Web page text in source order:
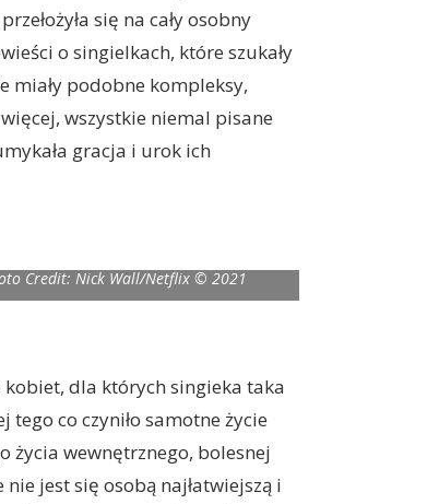
się na cały osobny
o singielkach, które szukały
miały podobne kompleksy,
wszystkie niemal pisane
gracja i urok ich
Credit: Nick Wall/Netflix © 2021
kobiet, dla których singieka taka
tego co czyniło samotne życie
życia wewnętrznego, bolesnej
jest się osobą najłatwiejszą i